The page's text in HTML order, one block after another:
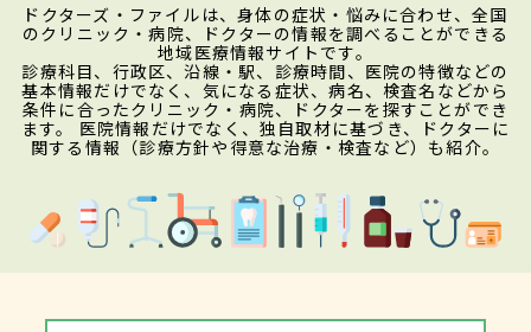
ドクターズ・ファイルは、身体の症状・悩みに合わせ、全国
のクリニック・病院、ドクターの情報を調べることができる
地域医療情報サイトです。
診療科目、行政区、沿線・駅、診療時間、医院の特徴などの
基本情報だけでなく、気になる症状、病名、検査名などから
条件に合ったクリニック・病院、ドクターを探すことができ
ます。 医院情報だけでなく、独自取材に基づき、ドクターに
関する情報（診療方針や得意な治療・検査など）も紹介。